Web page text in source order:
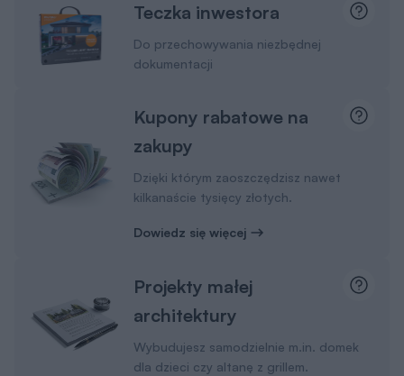
Teczka inwestora
Do przechowywania niezbędnej
dokumentacji
Kupony rabatowe na
zakupy
Dzięki którym zaoszczędzisz nawet
kilkanaście tysięcy złotych.
Dowiedz się więcej
Projekty małej
architektury
Wybudujesz samodzielnie m.in. domek
dla dzieci czy altanę z grillem.